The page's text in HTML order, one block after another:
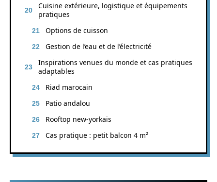
Cuisine extérieure, logistique et équipements
pratiques
Options de cuisson
Gestion de l’eau et de l’électricité
Inspirations venues du monde et cas pratiques
adaptables
Riad marocain
Patio andalou
Rooftop new-yorkais
Cas pratique : petit balcon 4 m²